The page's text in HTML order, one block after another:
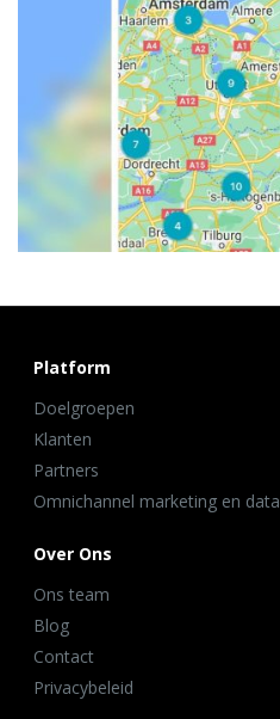
Platform
Doelgroepen
Klanten
Partners
Omnichannel marketing en data
Over Ons
Ons team
Blog
Contact
Privacybeleid